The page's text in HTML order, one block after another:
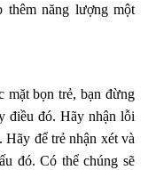
thêm năng lượng một
mặt bọn trẻ, bạn đừng
điều đó. Hãy nhận lỗi
Hãy để trẻ nhận xét và
đó. Có thể chúng sẽ